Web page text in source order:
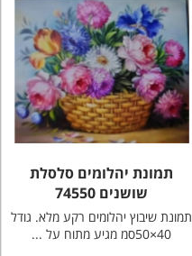
תמונת יהלומים סלסלת
שושנים 74550
תמונת שיבוץ יהלומים רקע מלא. גודל
40×50סמ מגיע מתוח על ...